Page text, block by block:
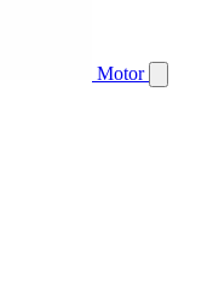
Motor